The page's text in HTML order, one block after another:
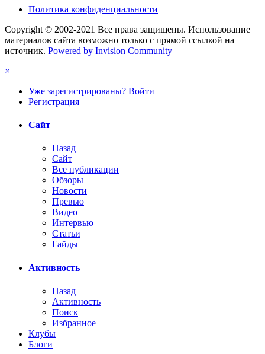
Политика конфиденциальности
Copyright © 2002-2021 Все права защищены. Использование
материалов сайта возможно только с прямой ссылкой на
источник. Powered by Invision Community
×
Уже зарегистрированы? Войти
Регистрация
Сайт
Назад
Сайт
Все публикации
Обзоры
Новости
Превью
Видео
Интервью
Статьи
Гайды
Активность
Назад
Активность
Поиск
Избранное
Клубы
Блоги